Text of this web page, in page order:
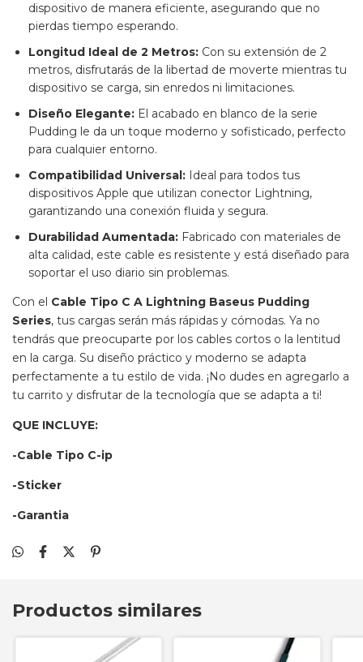
dispositivo de manera eficiente, asegurando que no
pierdas tiempo esperando.
Longitud Ideal de 2 Metros: Con su extensión de 2
metros, disfrutarás de la libertad de moverte mientras tu
dispositivo se carga, sin enredos ni limitaciones.
Diseño Elegante: El acabado en blanco de la serie
Pudding le da un toque moderno y sofisticado, perfecto
para cualquier entorno.
Compatibilidad Universal: Ideal para todos tus
dispositivos Apple que utilizan conector Lightning,
garantizando una conexión fluida y segura.
Durabilidad Aumentada: Fabricado con materiales de
alta calidad, este cable es resistente y está diseñado para
soportar el uso diario sin problemas.
Con el Cable Tipo C A Lightning Baseus Pudding
Series, tus cargas serán más rápidas y cómodas. Ya no
tendrás que preocuparte por los cables cortos o la lentitud
en la carga. Su diseño práctico y moderno se adapta
perfectamente a tu estilo de vida. ¡No dudes en agregarlo a
tu carrito y disfrutar de la tecnología que se adapta a ti!
QUE INCLUYE:
-Cable Tipo C-ip
-Sticker
-Garantia
Productos similares